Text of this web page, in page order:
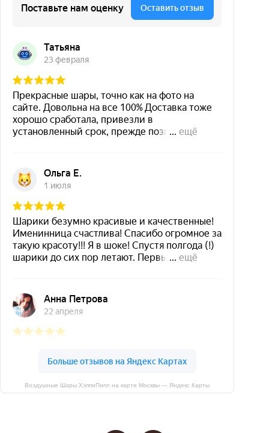
Воздушные Шары ХэппиПипл на карте Москвы — Яндекс Карты